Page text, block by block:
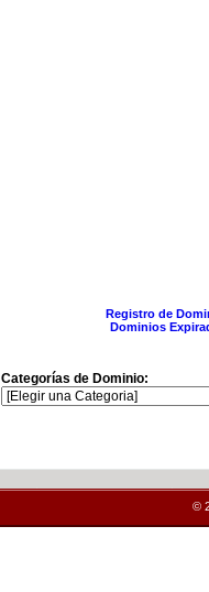
Registro de
Dominios
Categorías de Dominio:
©